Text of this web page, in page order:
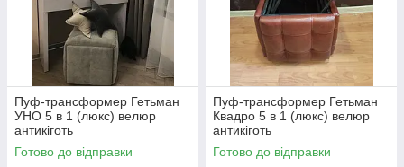
Пуф-трансформер Гетьман
УНО 5 в 1 (люкс) велюр
антикіготь
Готово до відправки
Пуф-трансформер Гетьман
Квадро 5 в 1 (люкс) велюр
антикіготь
Готово до відправки